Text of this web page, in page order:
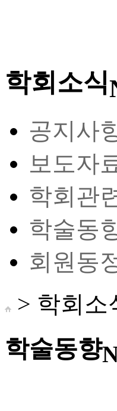
학회소식
공지사
보도자
학회관
학술동
회원동
> 학회소
학술동향